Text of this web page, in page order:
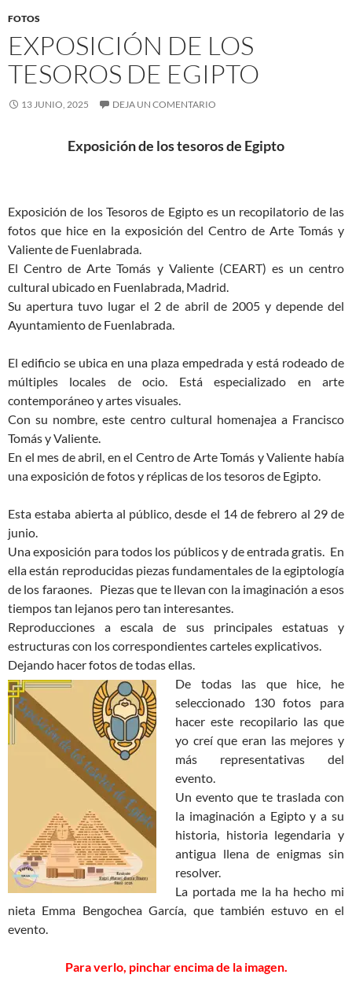
FOTOS
EXPOSICIÓN DE LOS
TESOROS DE EGIPTO
13 JUNIO, 2025 DEJA UN COMENTARIO
Exposición de los tesoros de Egipto
Exposición de los Tesoros de Egipto es un recopilatorio de las
fotos que hice en la exposición del Centro de Arte Tomás y
Valiente de Fuenlabrada.
El Centro de Arte Tomás y Valiente (CEART) es un centro
cultural ubicado en Fuenlabrada, Madrid.
Su apertura tuvo lugar el 2 de abril de 2005 y depende del
Ayuntamiento de Fuenlabrada.
El edificio se ubica en una plaza empedrada y está rodeado de
múltiples locales de ocio. Está especializado en arte
contemporáneo y artes visuales.
Con su nombre, este centro cultural homenajea a Francisco
Tomás y Valiente.
En el mes de abril, en el Centro de Arte Tomás y Valiente había
una exposición de fotos y réplicas de los tesoros de Egipto.
Esta estaba abierta al público, desde el 14 de febrero al 29 de
junio.
Una exposición para todos los públicos y de entrada gratis. En
ella están reproducidas piezas fundamentales de la egiptología
de los faraones. Piezas que te llevan con la imaginación a esos
tiempos tan lejanos pero tan interesantes.
Reproducciones a escala de sus principales estatuas y
estructuras con los correspondientes carteles explicativos.
Dejando hacer fotos de todas ellas.
De todas las que hice, he
seleccionado 130 fotos para
hacer este recopilario las que
yo creí que eran las mejores y
más representativas del
evento.
Un evento que te traslada con
la imaginación a Egipto y a su
historia, historia legendaria y
antigua llena de enigmas sin
resolver.
La portada me la ha hecho mi
nieta Emma Bengochea García, que también estuvo en el
evento.
Para verlo, pinchar encima de la imagen.